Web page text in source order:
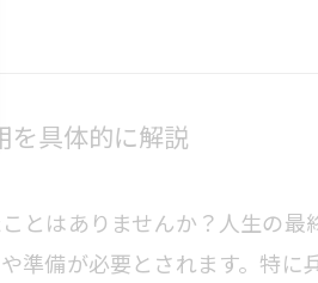
を具体的に解説
とはありませんか？人生の最
準備が必要とされます。特に